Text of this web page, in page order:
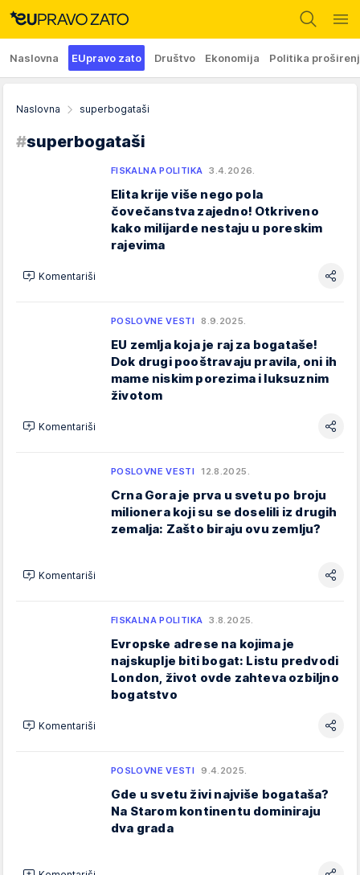
Naslovna EUpravo zato Društvo Ekonomija Politika
Naslovna superbogataši
#superbogataši
FISKALNA POLITIKA 3.4.2026.
Elita krije više nego pola
čovečanstva zajedno! Otkriveno
kako milijarde nestaju u poreskim
rajevima
Komentariši
POSLOVNE VESTI 8.9.2025.
EU zemlja koja je raj za bogataše!
Dok drugi pooštravaju pravila, oni ih
mame niskim porezima i luksuznim
životom
Komentariši
POSLOVNE VESTI 12.8.2025.
Crna Gora je prva u svetu po broju
milionera koji su se doselili iz drugih
zemalja: Zašto biraju ovu zemlju?
Komentariši
FISKALNA POLITIKA 3.8.2025.
Evropske adrese na kojima je
najskuplje biti bogat: Listu predvodi
London, život ovde zahteva ozbiljno
bogatstvo
Komentariši
POSLOVNE VESTI 9.4.2025.
Gde u svetu živi najviše bogataša?
Na Starom kontinentu dominiraju
dva grada